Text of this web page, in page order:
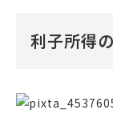
利子所得